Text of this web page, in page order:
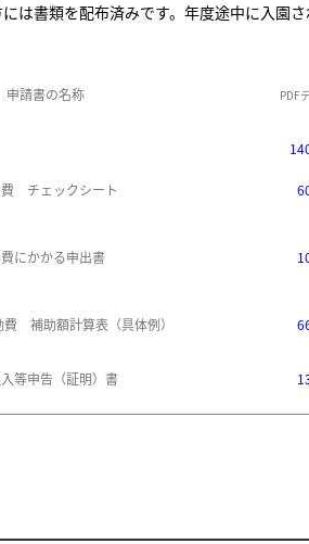
は書類を配布済みです。年度途中に入園さ
申請書の名称 PDF
チェックシート
にかかる申出書
補助額計算表（具体例）
等申告（証明）書